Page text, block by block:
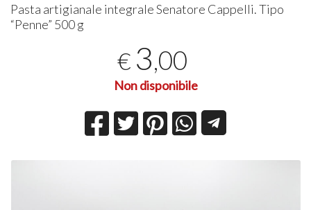
Pasta artigianale integrale Senatore Cappelli. Tipo
“Penne” 500 g
€ 3,00
Non disponibile